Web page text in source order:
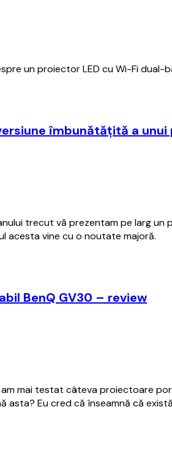
un proiector LED cu Wi-Fi dual-
îmbunătățită a
trecut vă prezentam pe larg
acesta vine cu o noutate majoră.
BenQ GV30 – review
mai testat câteva proiectoare
asta? Eu cred că înseamnă că